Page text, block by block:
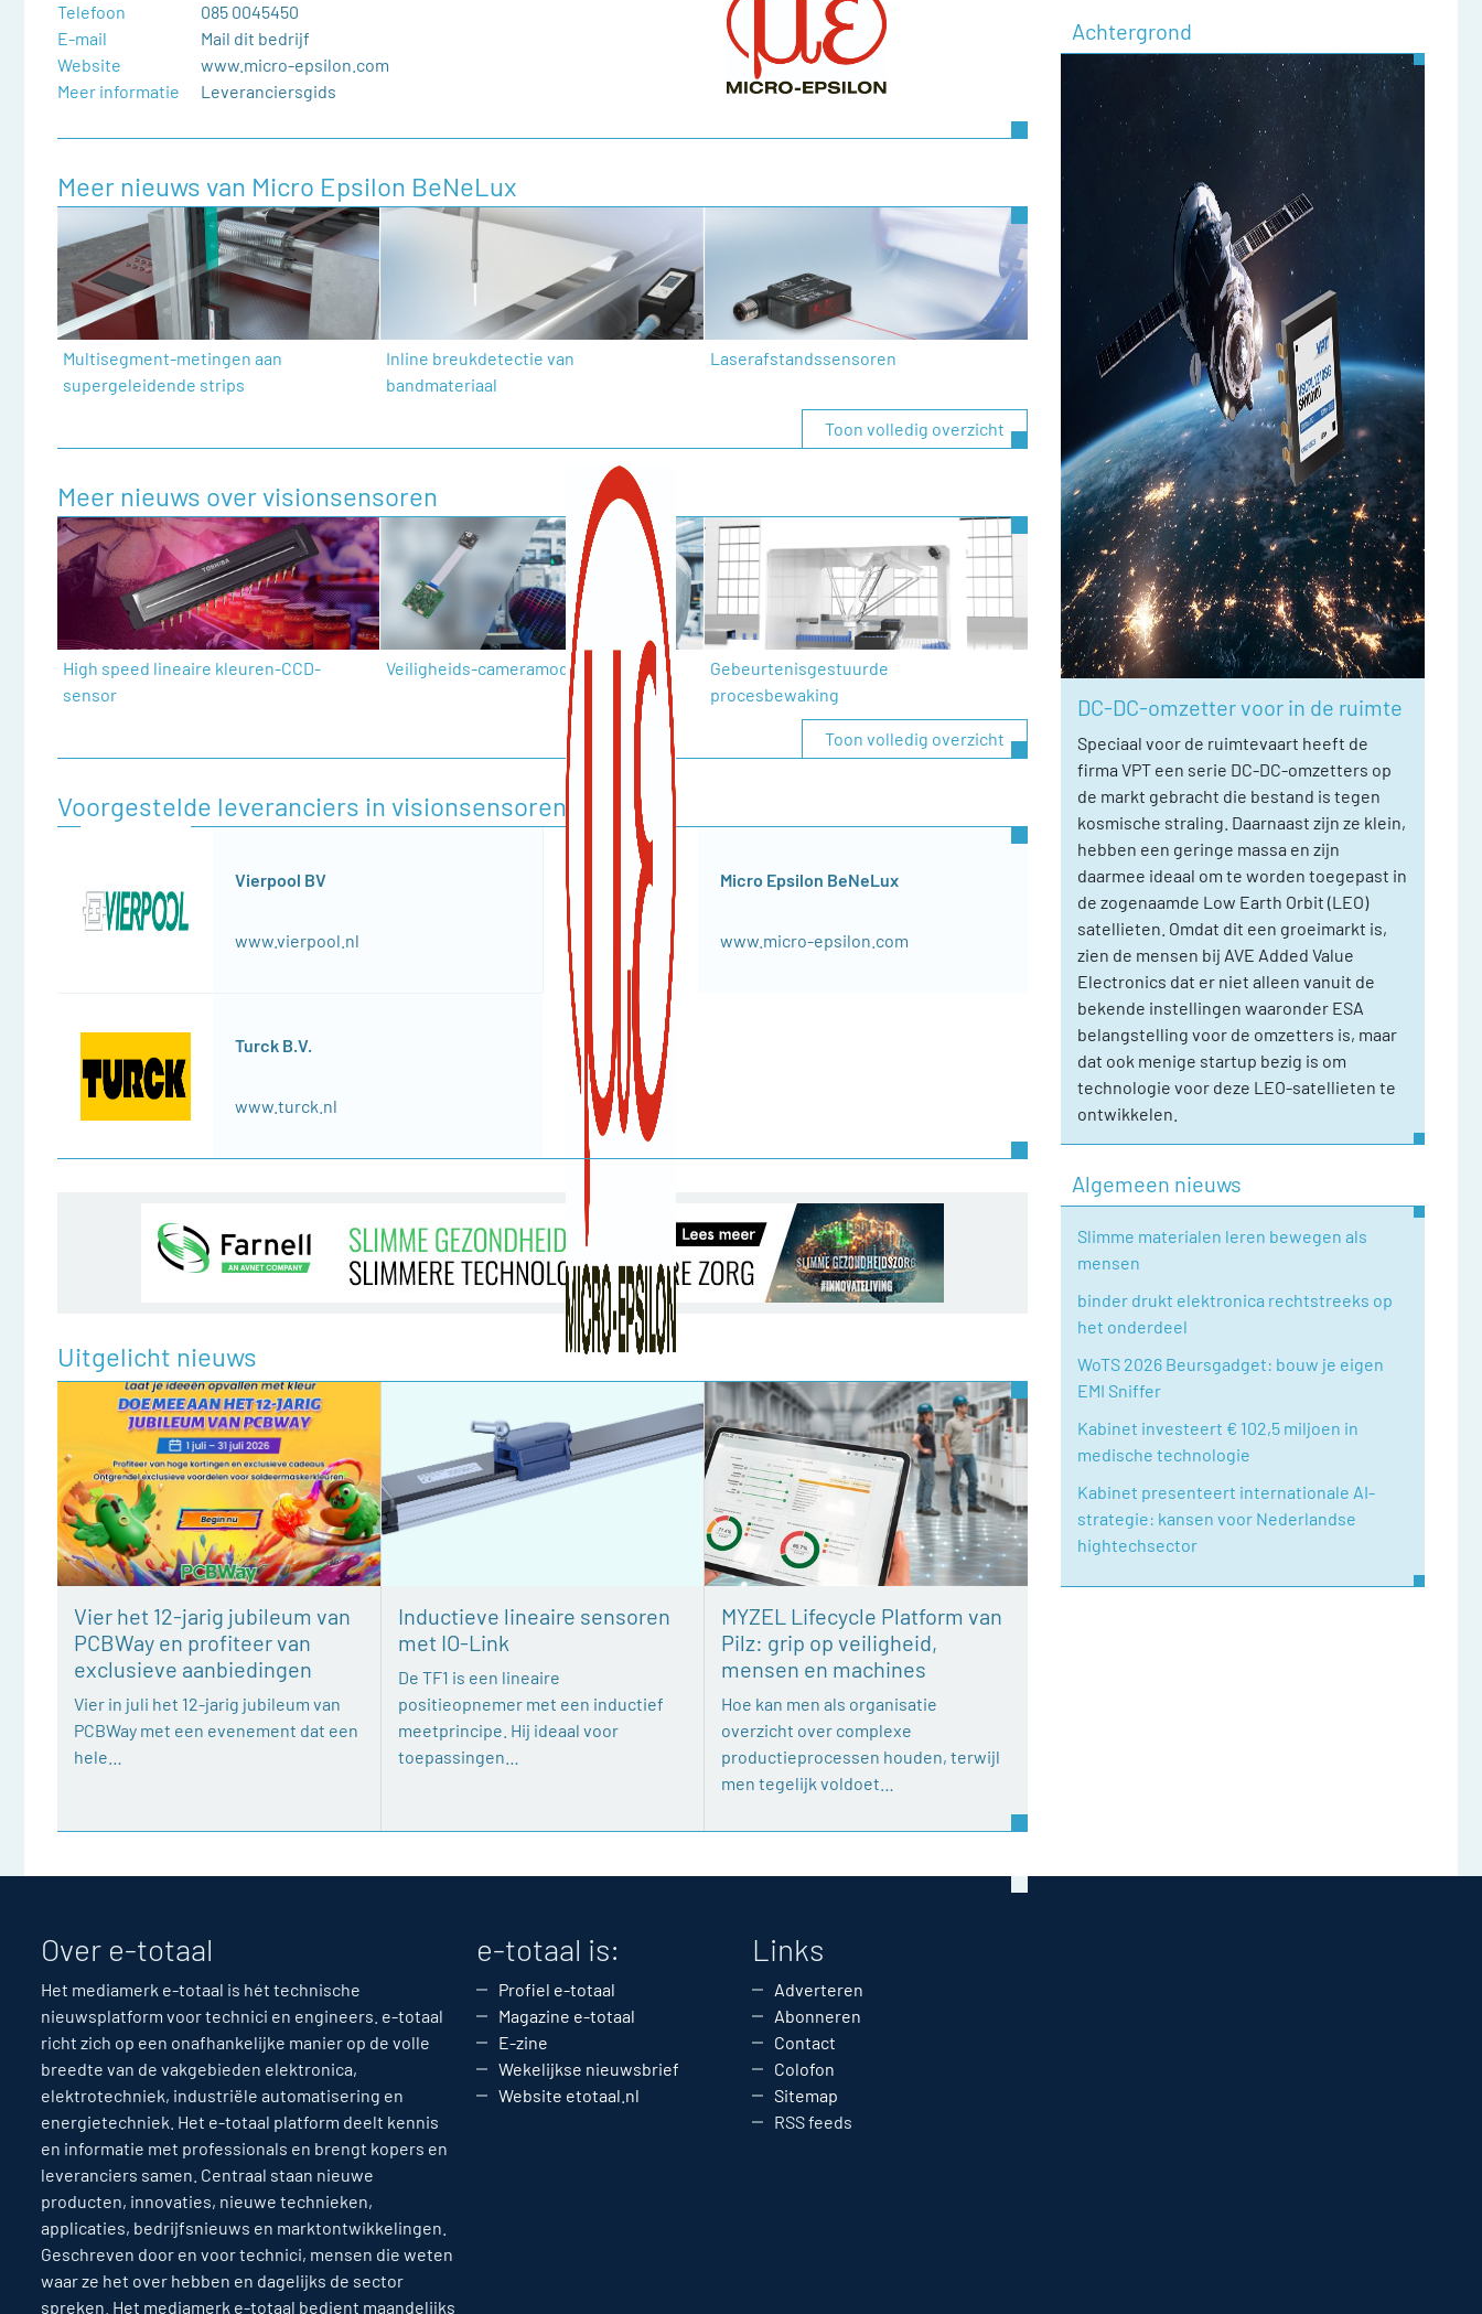
Telefoon
085 0045450
E-mail
Mail dit bedrijf
Website
www.micro-epsilon.com
Meer informatie
Leveranciersgids
Meer nieuws van Micro Epsilon BeNeLux
Multisegment-metingen aan
supergeleidende strips
Inline breukdetectie van
bandmateriaal
Laserafstandssensoren
Toon volledig overzicht
Meer nieuws over visionsensoren
High speed lineaire kleuren-CCD-
sensor
Veiligheids-cameramodule
Gebeurtenisgestuurde
procesbewaking
Toon volledig overzicht
Voorgestelde leveranciers in visionsensoren
Vierpool BV
www.vierpool.nl
Micro Epsilon BeNeLux
www.micro-epsilon.com
Turck B.V.
www.turck.nl
Uitgelicht nieuws
Vier het 12-jarig jubileum van
PCBWay en profiteer van
exclusieve aanbiedingen
Vier in juli het 12-jarig jubileum van
PCBWay met een evenement dat een
hele…
Inductieve lineaire sensoren
met IO-Link
De TF1 is een lineaire
positieopnemer met een inductief
meetprincipe. Hij ideaal voor
toepassingen…
MYZEL Lifecycle Platform van
Pilz: grip op veiligheid,
mensen en machines
Hoe kan men als organisatie
overzicht over complexe
productieprocessen houden, terwijl
men tegelijk voldoet…
Achtergrond
DC-DC-omzetter voor in de ruimte
Speciaal voor de ruimtevaart heeft de
firma VPT een serie DC-DC-omzetters op
de markt gebracht die bestand is tegen
kosmische straling. Daarnaast zijn ze klein,
hebben een geringe massa en zijn
daarmee ideaal om te worden toegepast in
de zogenaamde Low Earth Orbit (LEO)
satellieten. Omdat dit een groeimarkt is,
zien de mensen bij AVE Added Value
Electronics dat er niet alleen vanuit de
bekende instellingen waaronder ESA
belangstelling voor de omzetters is, maar
dat ook menige startup bezig is om
technologie voor deze LEO-satellieten te
ontwikkelen.
Algemeen nieuws
Slimme materialen leren bewegen als
mensen
binder drukt elektronica rechtstreeks op
het onderdeel
WoTS 2026 Beursgadget: bouw je eigen
EMI Sniffer
Kabinet investeert € 102,5 miljoen in
medische technologie
Kabinet presenteert internationale AI-
strategie: kansen voor Nederlandse
hightechsector
Over e-totaal
Het mediamerk e-totaal is hét technische
nieuwsplatform voor technici en engineers. e-totaal
richt zich op een onafhankelijke manier op de volle
breedte van de vakgebieden elektronica,
elektrotechniek, industriële automatisering en
energietechniek. Het e-totaal platform deelt kennis
en informatie met professionals en brengt kopers en
leveranciers samen. Centraal staan nieuwe
producten, innovaties, nieuwe technieken,
applicaties, bedrijfsnieuws en marktontwikkelingen.
Geschreven door en voor technici, mensen die weten
waar ze het over hebben en dagelijks de sector
spreken. Het mediamerk e-totaal bedient maandelijks
e-totaal is:
Profiel e-totaal
Magazine e-totaal
E-zine
Wekelijkse nieuwsbrief
Website etotaal.nl
Links
Adverteren
Abonneren
Contact
Colofon
Sitemap
RSS feeds